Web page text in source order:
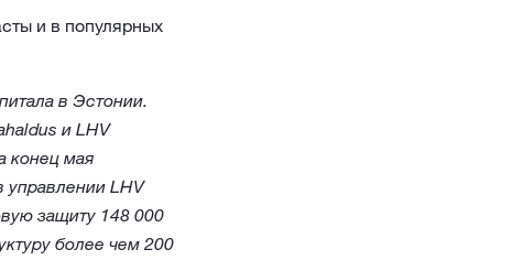
и в популярных
в Эстонии.
и LHV
конец мая
управлении LHV
защиту 148 000
более чем 200